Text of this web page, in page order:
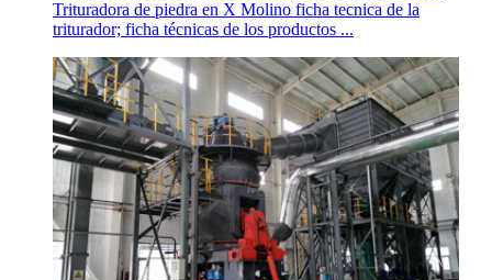
Trituradora de piedra en X Molino ficha tecnica de la
triturador; ficha técnicas de los productos ...